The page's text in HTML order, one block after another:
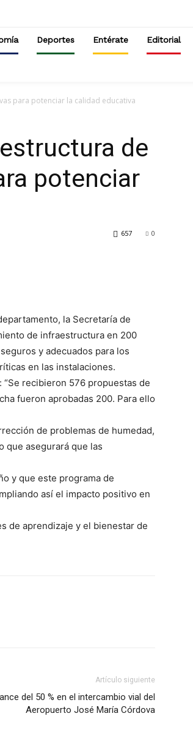
Acerca de nosotros
Contáctanos
Deportes Entérate Editorial
para potenciar la calidad educativa
de
potenciar
0
657
la Secretaría de
de infraestructura en 200
y adecuados para los
en las instalaciones.
recibieron 576 propuestas de
fueron aprobadas 200. Para ello
de problemas de humedad,
que asegurará que las
y que este programa de
así el impacto positivo en
de aprendizaje y el bienestar de
Artículo siguiente
del 50 % en el intercambio vial del
Aeropuerto José María Córdova